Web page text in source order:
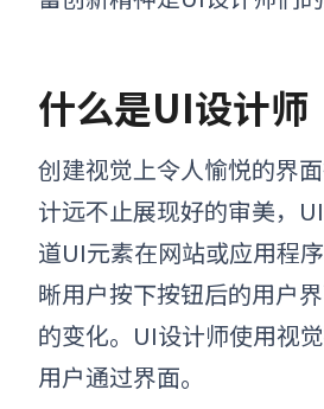
什么是UI设计师
创建视觉上令人愉悦的界
计远不止展现好的审美，
道UI元素在网站或应用程
晰用户按下按钮后的用户界
的变化。 UI设计师使用视
用户通过界面。